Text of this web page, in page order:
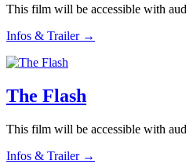
This film will be accessible with
Infos & Trailer →
The Flash
This film will be accessible with
Infos & Trailer →